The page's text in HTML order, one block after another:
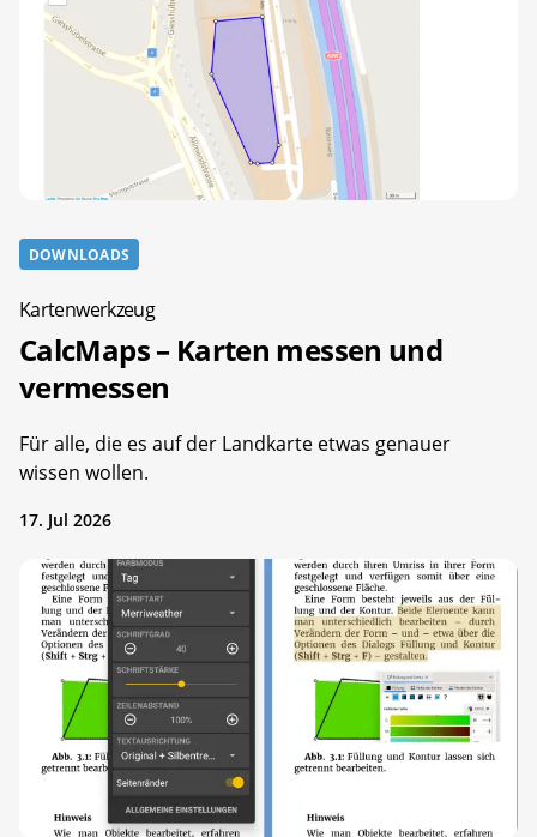
DOWNLOADS
Kartenwerkzeug
CalcMaps – Karten messen und
vermessen
Für alle, die es auf der Landkarte etwas genauer
wissen wollen.
17. Jul 2026